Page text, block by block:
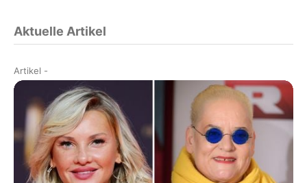
Aktuelle Artikel
Artikel -